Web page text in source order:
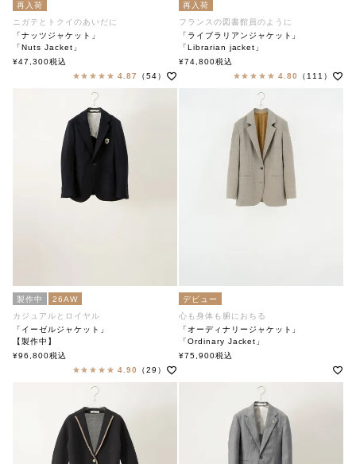
再入荷
ニガテとトクイのあいだに
「ナッツジャケット」
「Nuts Jacket」
soutiencollar（ステンカラー）
¥47,300税込
4.87
（54）
再入荷
フランスの図書館員のように
「ライブラリアンジャケット」
「Librarian jacket」
soutiencollar（ステンカラー）
¥74,800税込
4.80
（111）
製作中
26AW
カジュアルとロイヤル
「イーゼルジャケット」
【製作中】
「Easel Jacket」soutiencollar（ステンカラー）
¥96,800税込
4.90
（29）
デビュー
心も身体も腑におちる
「オーディナリージャケット」
「Ordinary Jacket」
soutiencollar(ステンカラー)
¥75,900税込